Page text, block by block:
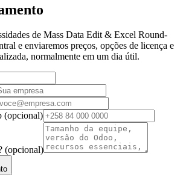
de Mass Data Edit & Excel Round-
e enviaremos preços, opções de licença e
normalmente em um dia útil.
(opcional)
(opcional)